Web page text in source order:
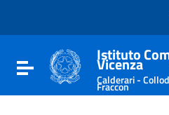
Vai al footer
Attiva / disattiva la
Istituto
Vicenza
Calderari -
Fraccon